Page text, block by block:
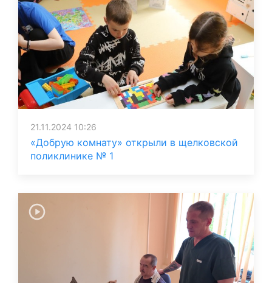
21.11.2024 10:26
«Добрую комнату» открыли в щелковской
поликлинике № 1